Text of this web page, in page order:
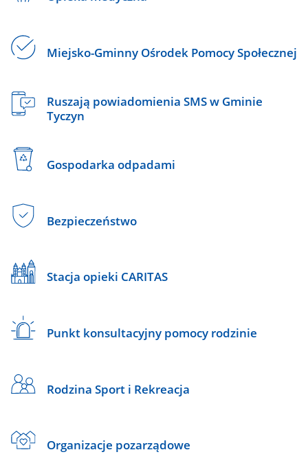
Miejsko-Gminny Ośrodek Pomocy Społecznej
Ruszają powiadomienia SMS w Gminie
Tyczyn
Gospodarka odpadami
Bezpieczeństwo
Stacja opieki CARITAS
Punkt konsultacyjny pomocy rodzinie
Rodzina Sport i Rekreacja
Organizacje pozarządowe